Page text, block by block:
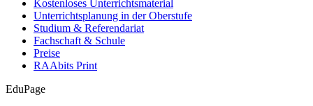
Kostenloses Unterrichtsmaterial
Unterrichtsplanung in der Oberstufe
Studium & Referendariat
Fachschaft & Schule
Preise
RAAbits Print
EduPage